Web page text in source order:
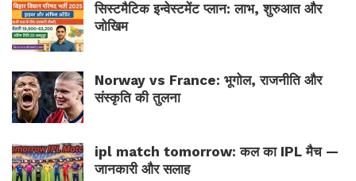
सिस्टमैटिक इन्वेस्टमेंट प्लान: लाभ, शुरुआत और
जोखिम
Norway vs France: भूगोल, राजनीति और
संस्कृति की तुलना
ipl match tomorrow: कल का IPL मैच —
जानकारी और सलाह